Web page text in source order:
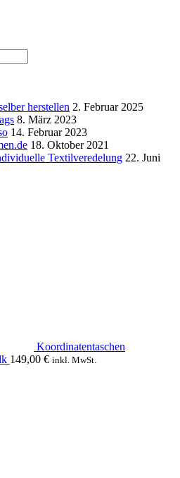
herstellen 2. Februar 2025
8. März 2023
14. Februar 2023
18. Oktober 2021
Textilveredelung 22. Juni
Koordinatentaschen
149,00 € inkl. MwSt.